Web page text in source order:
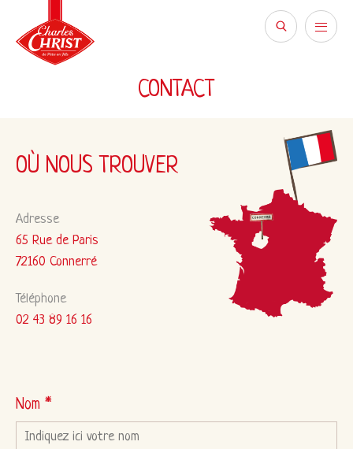
CONTACT
OÙ NOUS TROUVER
Adresse
65 Rue de Paris
72160 Connerré
Téléphone
02 43 89 16 16
Nom *